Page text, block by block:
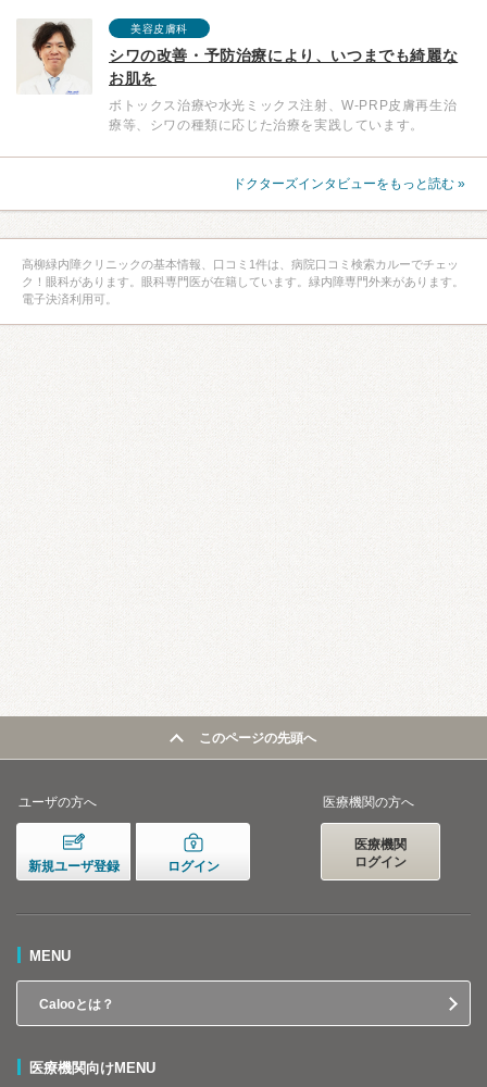
美容皮膚科
シワの改善・予防治療により、いつまでも綺麗な
お肌を
ボトックス治療や水光ミックス注射、W-PRP皮膚再生治
療等、シワの種類に応じた治療を実践しています。
ドクターズインタビューをもっと読む »
高柳緑内障クリニックの基本情報、口コミ1件は、病院口コミ検索カルーでチェッ
ク！眼科があります。眼科専門医が在籍しています。緑内障専門外来があります。
電子決済利用可。
このページの先頭へ
ユーザの方へ
新規ユーザ登録 ログイン
医療機関の方へ
医療機関
ログイン
MENU
Calooとは？
医療機関向けMENU